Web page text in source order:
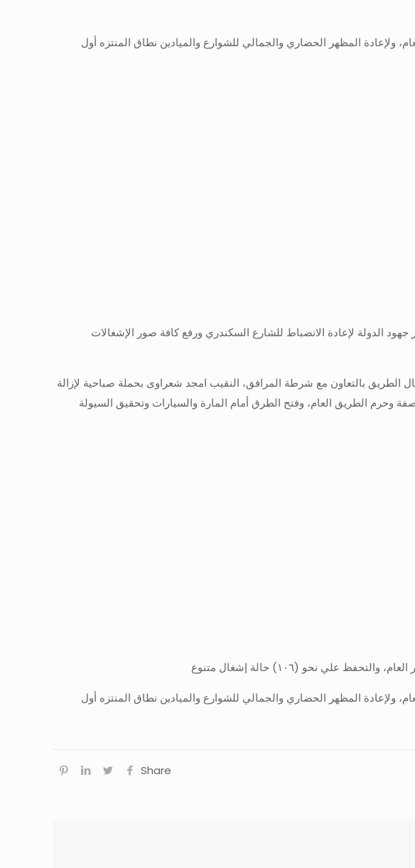
ولإعادة المظهر الحضاري والجمالي للشوارع والميادين نطاق المنتزه أول
جهود الدولة لإعادة الانضباط للشارع السكندري ورفع كافة صور الإشغالات
بتكليف إدارة إشغال الطريق بالتعاون مع شرطة المرافق، النقيب امجد شعراوى بحملة صباحية لإزالة
وحرم الطريق العام، وفتح الطرق أمام المارة والسيارات وتحقيق السيولة
نحو (١٠٦) حالة إشغال متنوع
ولإعادة المظهر الحضاري والجمالي للشوارع والميادين نطاق المنتزه أول
Share